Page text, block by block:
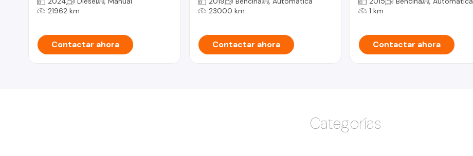
21962 km
Contactar ahora
23000 km
Contactar ahora
1 km
Contactar ahora
Categorías